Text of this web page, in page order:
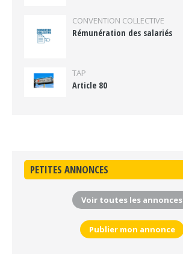
CONVENTION COLLECTIVE
Rémunération des salariés
TAP
Article 80
PETITES ANNONCES
Voir toutes les annonces
Publier mon annonce